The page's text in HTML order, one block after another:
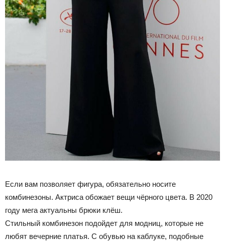
Если вам позволяет фигура, обязательно носите
комбинезоны. Актриса обожает вещи чёрного цвета. В 2020
году мега актуальны брюки клёш.
Стильный комбинезон подойдет для модниц, которые не
любят вечерние платья. С обувью на каблуке, подобные